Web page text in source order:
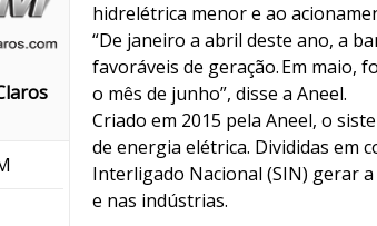
hidrelétrica menor e ao
“De janeiro a abril deste ano, a
favoráveis de geração. Em maio,
o mês de junho”, disse a Aneel.
Criado em 2015 pela Aneel, o
de energia elétrica. Divididas em
Interligado Nacional (SIN) gerar
e nas indústrias.